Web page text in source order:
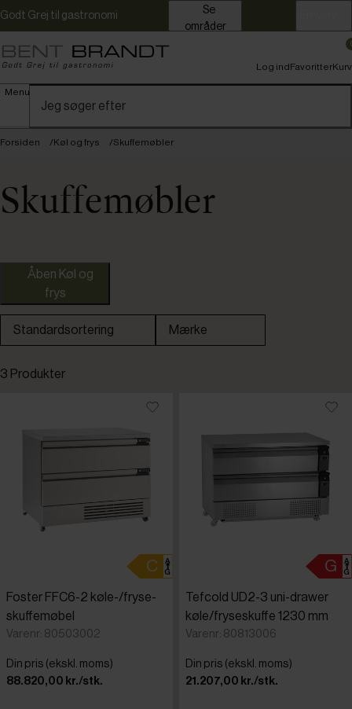
Godt Grej til gastronomi
områder
Menu
Log indFavoritterKurv
Forsiden Køl og frys Skuffemøbler
Skuffemøbler
frys
Standardsortering
Laveste pris
Højeste pris
Mærke
Tefcold
3 Produkter
Foster FFC6-2 køle-/fryse-
skuffemøbel
Varenr: 80503002
Din pris (ekskl. moms)
88.820,00 kr./stk.
Tefcold UD2-3 uni-drawer
køle/fryseskuffe 1230 mm
Varenr: 80813006
Din pris (ekskl. moms)
21.207,00 kr./stk.